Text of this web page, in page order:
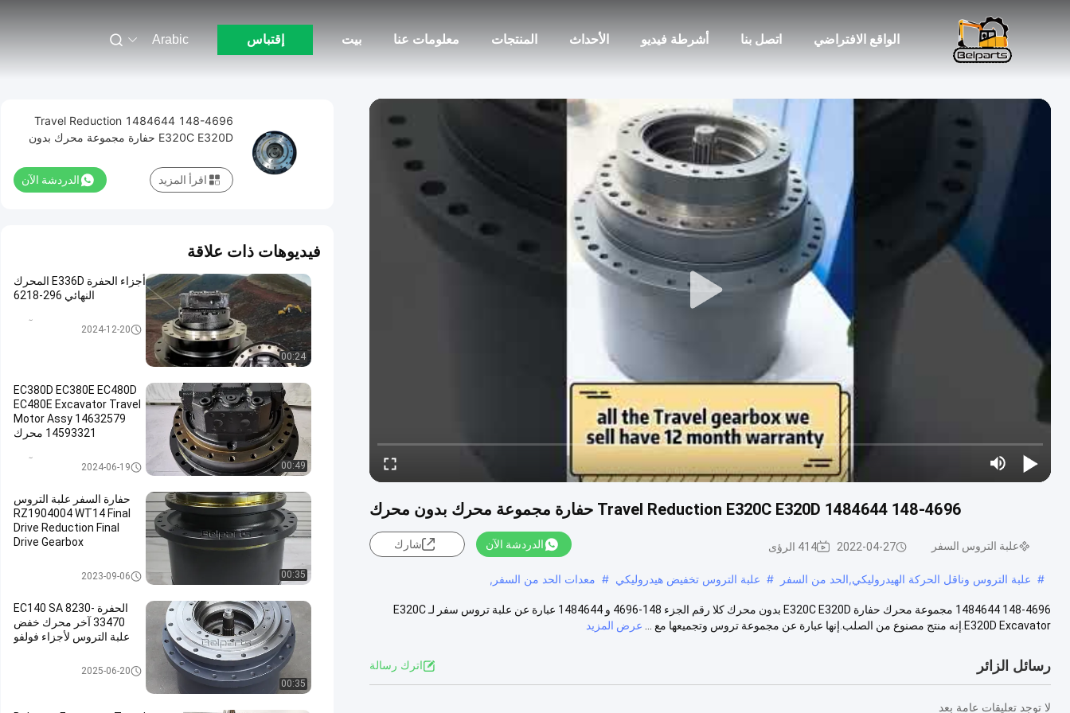
بيت معلومات عنا المنتجات الأحداث أشرطة فيديو اتصل بنا الواقع الافتراضي إقتباس Arabic
148-4696 1484644 Travel Reduction E320C E320D حفارة مجموعة محرك بدون محرك
علبة التروس السفر 2022-04-27 414 الرؤى الدردشة الآن شارك
# علبة التروس وناقل الحركة الهيدروليكي,الحد من السفر # علبة التروس تخفيض هيدروليكي # معدات الحد من السفر,
148-4696 1484644 مجموعة محرك حفارة E320C E320D بدون محرك كلا رقم الجزء 148-4696 و 1484644 عبارة عن علبة تروس سفر لـ E320C
E320D Excavator.إنه منتج مصنوع من الصلب.إنها عبارة عن مجموعة تروس وتجميعها مع ...
عرض المزيد
رسائل الزائر اترك رسالة
لا توجد تعليقات عامة بعد
148-4696 1484644 Travel Reduction
E320C E320D حفارة مجموعة محرك بدون
الدردشة الآن اقرأ المزيد
فيديوهات ذات علاقة
00:24
أجزاء الحفرة E336D المحرك
النهائي 296-6218
السفر موتور آسى2024-12-20
00:49
EC380D EC380E EC480D
EC480E Excavator Travel
Motor Assy 14632579
14593321 محرك
السفر موتور آسى2024-06-19
00:35
حفارة السفر علبة التروس
RZ1904004 WT14 Final
Drive Reduction Final
Drive Gearbox
علبة التروس السفر2023-09-06
00:35
الحفرة EC140 SA 8230-
33470 آخر محرك خفض
علبة التروس لأجزاء فولفو
علبة التروس السفر2025-06-20